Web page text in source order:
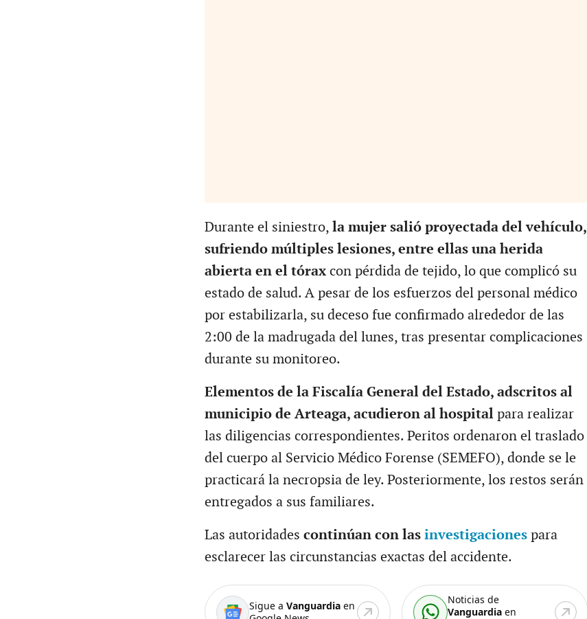
Durante el siniestro, la mujer salió proyectada del vehículo,
sufriendo múltiples lesiones, entre ellas una herida
abierta en el tóraxcon pérdida de tejido, lo que complicó su
estado de salud. A pesar de los esfuerzos del personal médico
por estabilizarla, su deceso fue confirmado alrededor de las
2:00 de la madrugada del lunes, tras presentar complicaciones
durante su monitoreo.
Elementos de la Fiscalía General del Estado, adscritos al
municipio de Arteaga, acudieron al hospital para realizar
las diligencias correspondientes. Peritos ordenaron el traslado
del cuerpo al Servicio Médico Forense (SEMEFO), donde se le
practicará la necropsia de ley. Posteriormente, los restos serán
entregados a sus familiares.
Las autoridades continúan con las investigaciones para
esclarecer las circunstancias exactas del accidente.
Sigue a Vanguardiaen
Noticias de
Vanguardia en